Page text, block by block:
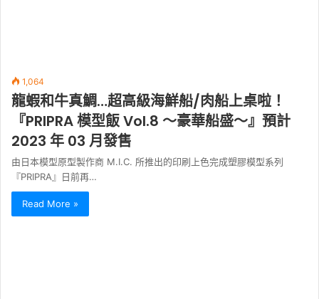
1,064
龍蝦和牛真鯛…超高級海鮮船/肉船上桌啦！
『PRIPRA 模型飯 Vol.8 ～豪華船盛～』預計
2023 年 03 月發售
由日本模型原型製作商 M.I.C. 所推出的印刷上色完成塑膠模型系列
『PRIPRA』日前再…
Read More »